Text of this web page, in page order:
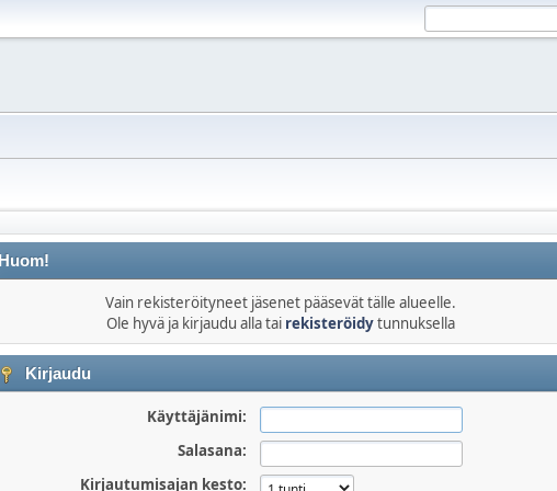
Huom!
Vain rekisteröityneet jäsenet pääsevät tälle alueelle.
Ole hyvä ja kirjaudu alla tai rekisteröidytunnuksella
Kirjaudu
Käyttäjänimi:
Salasana:
Kirjautumisajan kesto: